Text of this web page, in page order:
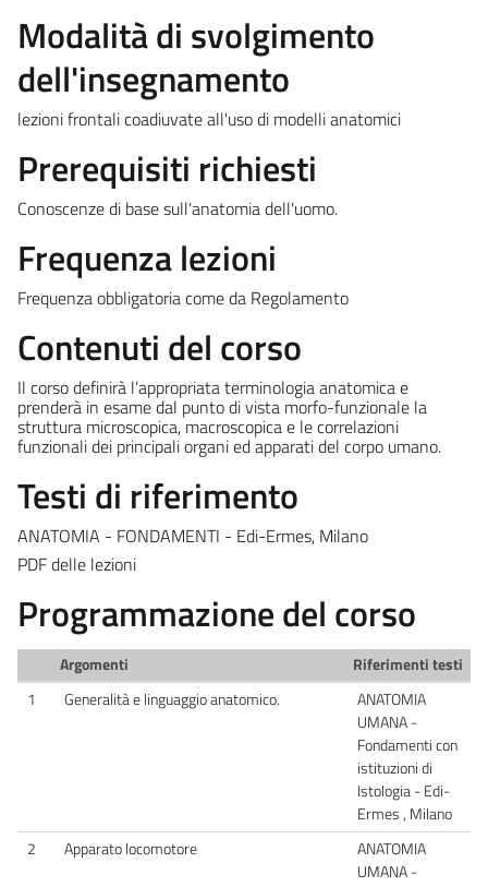
Modalità di svolgimento
dell'insegnamento
lezioni frontali coadiuvate all'uso di modelli anatomici
Prerequisiti richiesti
Conoscenze di base sull'anatomia dell'uomo.
Frequenza lezioni
Frequenza obbligatoria come da Regolamento
Contenuti del corso
Il corso definirà l’appropriata terminologia anatomica e
prenderà in esame dal punto di vista morfo-funzionale la
struttura microscopica, macroscopica e le correlazioni
funzionali dei principali organi ed apparati del corpo umano.
Testi di riferimento
ANATOMIA - FONDAMENTI - Edi-Ermes, Milano
PDF delle lezioni
Programmazione del corso
Argomenti
Riferimenti testi
1
Generalità e linguaggio anatomico.
ANATOMIA
UMANA -
Fondamenti con
istituzioni di
Istologia - Edi-
Ermes , Milano
2
Apparato locomotore
ANATOMIA
UMANA -